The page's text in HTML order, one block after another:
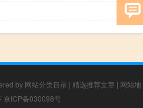
by 网站分类目录 | 精选推荐文章 | 网站地
京ICP备030098号